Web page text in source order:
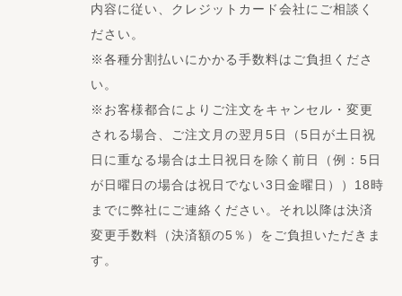
内容に従い、クレジットカード会社にご相談く
ださい。
※各種分割払いにかかる手数料はご負担くださ
い。
※お客様都合によりご注文をキャンセル・変更
される場合、ご注文月の翌月5日（5日が土日祝
日に重なる場合は土日祝日を除く前日（例：5日
が日曜日の場合は祝日でない3日金曜日））18時
までに弊社にご連絡ください。それ以降は決済
変更手数料（決済額の5％）をご負担いただきま
す。